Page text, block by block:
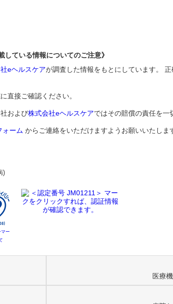
している情報についてのご注意》
eヘルスケアが調査した情報をもとにしています。
直接ご確認ください。
および株式会社eヘルスケアではその賠償の責任を一
ォーム からご連絡をいただけますようお願いいたしま
)
マー
医療